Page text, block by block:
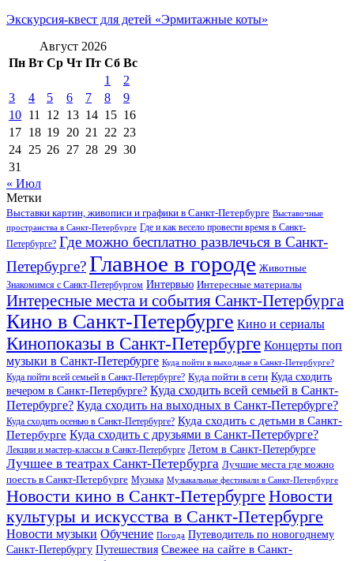
Экскурсия-квест для детей «Эрмитажные коты»
Август 2026
Пн Вт Ср Чт Пт Сб Вс
1
2
3
4 5 6 7 8
9
10 11 12 13 14 15 16
17 18 19 20 21 22 23
24 25 26 27 28 29 30
31
« Июл
Метки
Выставки картин, живописи и графики в Санкт-Петербурге Выставочные
пространства в Санкт-Петербурге Где и как весело провести время в Санкт-
Петербурге? Где можно бесплатно развлечься в Санкт-
Петербурге?Главное в городе Животные
Знакомимся с Санкт-Петербургом Интервью Интересные материалы
Интересные места и события Санкт-Петербурга
Кино в Санкт-Петербурге Кино и сериалы
Кинопоказы в Санкт-Петербурге Концерты поп
музыки в Санкт-Петербурге Куда пойти в выходные в Санкт-Петербурге?
Куда пойти всей семьей в Санкт-Петербурге? Куда пойти в сети Куда сходить
вечером в Санкт-Петербурге? Куда сходить всей семьей в Санкт-
Петербурге? Куда сходить на выходных в Санкт-Петербурге?
Куда сходить осенью в Санкт-Петербурге? Куда сходить с детьми в Санкт-
Петербурге Куда сходить с друзьями в Санкт-Петербурге?
Лекции и мастер-классы в Санкт-Петербурге Летом в Санкт-Петербурге
Лучшее в театрах Санкт-Петербурга Лучшие места где можно
поесть в Санкт-Петербурге Музыка Музыкальные фестивали в Санкт-Петербурге
Новости кино в Санкт-Петербурге Новости
культуры и искусства в Санкт-Петербурге
Новости музыки Обучение Погода Путеводитель по новогоднему
Санкт-Петербургу Путешествия Свежее на сайте в Санкт-